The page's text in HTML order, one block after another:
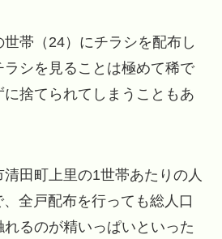
帯（24）にチラシを配布し
シを見ることは極めて稀で
捨てられてしまうこともあ
田町上里の1世帯あたりの人
全戸配布を行っても総人口
るのが精いっぱいといった